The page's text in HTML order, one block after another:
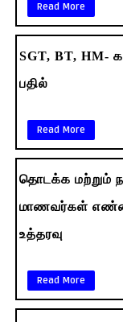
Read More
SGT, BT, HM-
பதில்
Read More
தொடக்க மற்றும்
மாணவர்கள்
உத்தரவு
Read More